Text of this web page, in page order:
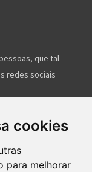
cookies
para melhorar
que tal
redes sociais